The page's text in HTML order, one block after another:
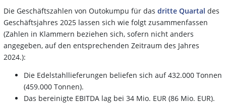
Die Geschäftszahlen von Outokumpu für das dritte Quartal des
Geschäftsjahres 2025 lassen sich wie folgt zusammenfassen
(Zahlen in Klammern beziehen sich, sofern nicht anders
angegeben, auf den entsprechenden Zeitraum des Jahres
2024.):
Die Edelstahllieferungen beliefen sich auf 432.000 Tonnen
(459.000 Tonnen).
Das bereinigte EBITDA lag bei 34 Mio. EUR (86 Mio. EUR).